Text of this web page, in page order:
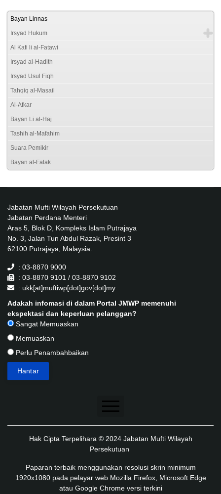
Bayan Linnas
Irsyad Hukum
Al Kafi li al-Fatawi
Irsyad al-Hadith
Irsyad Usul Fiqh
Tahqiq al-Masail
Al-Afkar
Bayan Li al-Haj
Tashih al-Mafahim
Suara Pemikir
Bayan al-Falak
Jabatan Mufti Wilayah Persekutuan
Jabatan Perdana Menteri
Aras 5, Blok D, Kompleks Islam Putrajaya
No. 3, Jalan Tun Abdul Razak, Presint 3
62100 Putrajaya, Malaysia.
: 03-8870 9000
: 03-8870 9101 / 03-8870 9102
: ukk[at]muftiwp[dot]gov[dot]my
Adakah infomasi di dalam Portal JMWP memenuhi
ekspektasi dan keperluan pelanggan?
Sangat Memuaskan
Memuaskan
Perlu Penambahbaikan
Penafian
Dasar Keselamatan
Dasar Privasi Aplikasi
Hak Cipta Terpelihara © 2024 Jabatan Mufti Wilayah
Persekutuan
Paparan terbaik menggunakan resolusi skrin minimum
1920x1080 pada pelayar web Mozilla Firefox, Microsoft Edge
atau Google Chrome versi terkini